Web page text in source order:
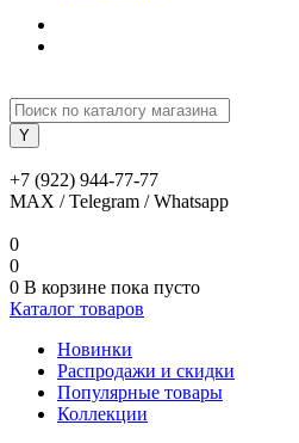
+7 (922) 944-77-77
MAX / Telegram / Whatsapp
0
0
0 В корзине пока пусто
Каталог товаров
Новинки
Распродажи и скидки
Популярные товары
Коллекции